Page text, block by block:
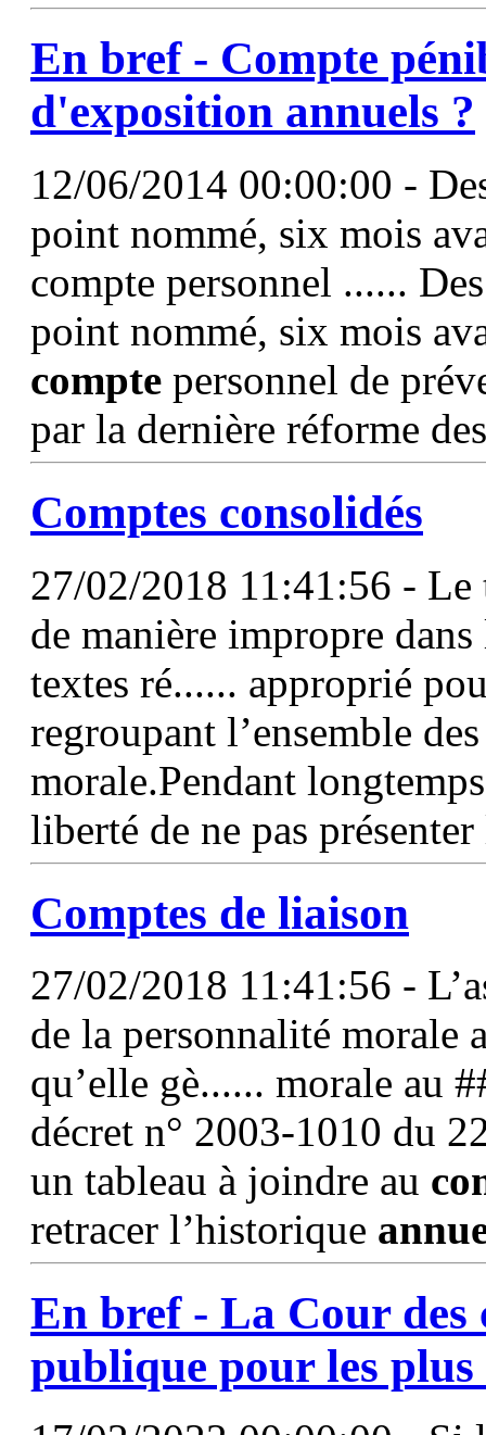
En bref - Compte
d'exposition annuels ?
12/06/2014 00:00:00 -
point nommé, six mois
compte personnel ......
point nommé, six mois
compte personnel de
par la dernière réforme
Comptes consolidés
27/02/2018 11:41:56 - Le
de manière impropre
textes ré...... approprié
regroupant l’ensemble
morale.Pendant
liberté de ne pas
Comptes de liaison
27/02/2018 11:41:56 -
de la personnalité morale
qu’elle gè...... morale au
décret n° 2003-1010 du
un tableau à joindre au
retracer l’historique
En bref - La Cour des
publique pour les